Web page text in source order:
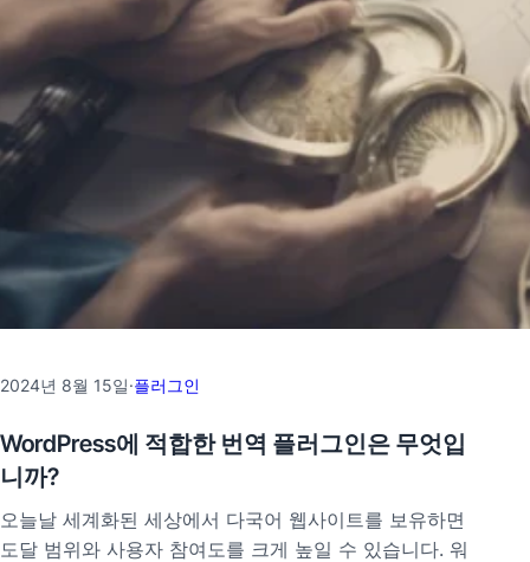
2024년 8월 15일·플러그인
WordPress에 적합한 번역 플러그인은 무엇입
니까?
오늘날 세계화된 세상에서 다국어 웹사이트를 보유하면
도달 범위와 사용자 참여도를 크게 높일 수 있습니다. 워